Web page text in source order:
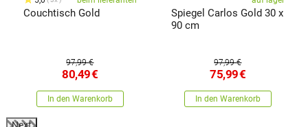
Couchtisch Gold
97,99 €
80,49€
In den Warenkorb
Spiegel Carlos Gold 30 x
90 cm
97,99 €
75,99€
In den Warenkorb
Next